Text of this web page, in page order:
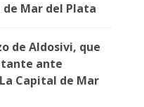
Mar del Plata
de Aldosivi, que
ante
Capital de Mar